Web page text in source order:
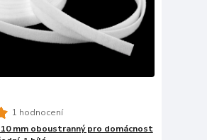
1 hodnocení
10 mm oboustranný pro domácnost